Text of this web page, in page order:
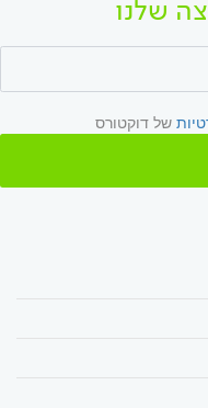
שלנו
של דוקטורס